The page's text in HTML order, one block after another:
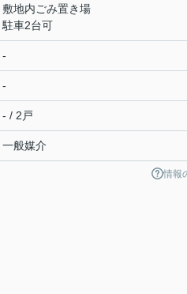
敷地内ごみ置き場
駐車2台可
-
-
- / 2戸
一般媒介
情報